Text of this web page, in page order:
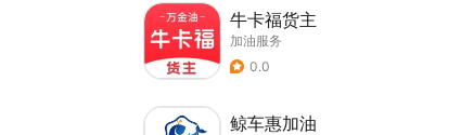
牛卡福货主
加油服务
0.0
鲸车惠加油